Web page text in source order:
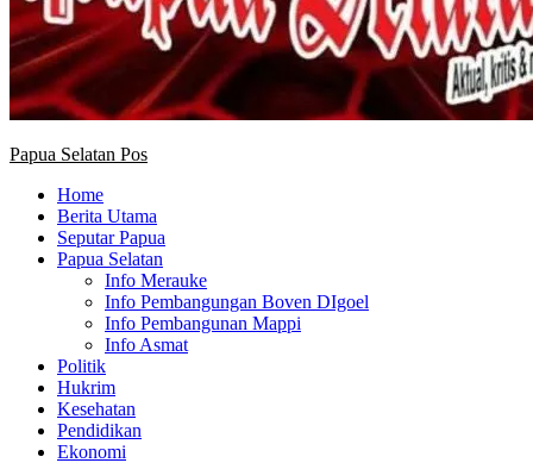
Papua Selatan Pos
Home
Berita Utama
Seputar Papua
Papua Selatan
Info Merauke
Info Pembangungan Boven DIgoel
Info Pembangunan Mappi
Info Asmat
Politik
Hukrim
Kesehatan
Pendidikan
Ekonomi